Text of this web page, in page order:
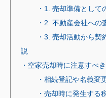
・1. 売却準備とし
・2. 不動産会社へ
・3. 売却活動から
説
・空家売却時に注意すべ
・相続登記や名義変
・売却時に発生する